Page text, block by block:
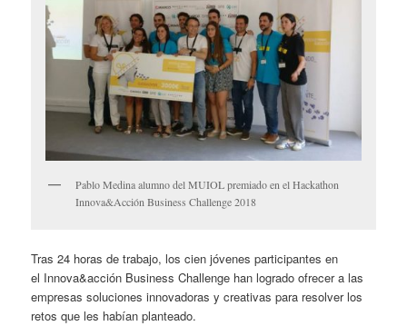
Pablo Medina alumno del MUIOL premiado en el Hackathon
Innova&Acción Business Challenge 2018
Tras 24 horas de trabajo, los cien jóvenes participantes en
el Innova&acción Business Challenge han logrado ofrecer a las
empresas soluciones innovadoras y creativas para resolver los
retos que les habían planteado.